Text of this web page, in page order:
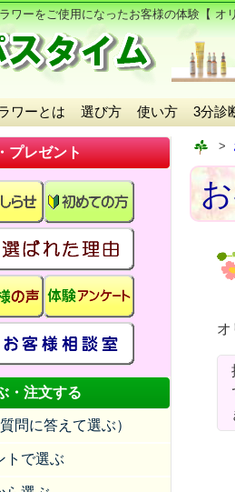
ワーをご使用になったお客様の体験【 オ
ワーとは 選び方 使い方 3分診
プレゼント
・注文する
問に答えて選ぶ）
トで選ぶ
オ